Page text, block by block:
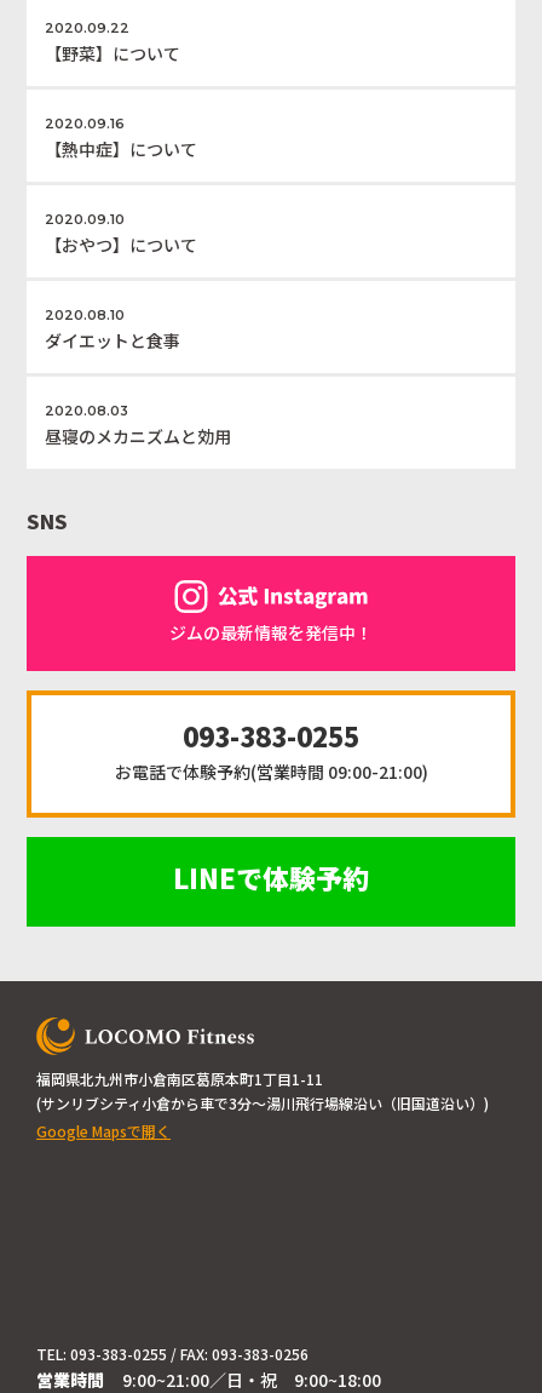
2020.09.22
【野菜】について
2020.09.16
【熱中症】について
2020.09.10
【おやつ】について
2020.08.10
ダイエットと食事
2020.08.03
昼寝のメカニズムと効用
SNS
ジムの最新情報を発信中！
093-383-0255
お電話で体験予約(営業時間 09:00-21:00)
LINEで体験予約
福岡県北九州市小倉南区葛原本町1丁目1-11
(サンリブシティ小倉から車で3分～湯川飛行場線沿い（旧国道沿い）)
Google Mapsで開く
TEL: 093-383-0255 / FAX: 093-383-0256
営業時間 9:00~21:00／日・祝 9:00~18:00